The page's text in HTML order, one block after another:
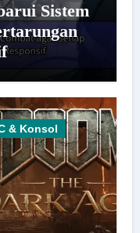
Sistem
& Konsol